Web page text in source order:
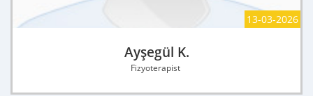
13-03-2026
Ayşegül K.
Fizyoterapist